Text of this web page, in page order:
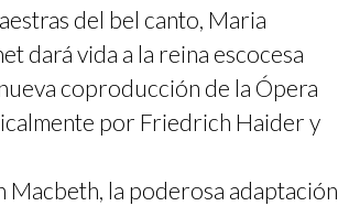
del bel canto, Maria
dará vida a la reina escocesa
coproducción de la Ópera
por Friedrich Haider y
la poderosa adaptación